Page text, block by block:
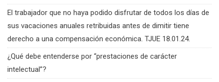
El trabajador que no haya podido disfrutar de todos los días de
sus vacaciones anuales retribuidas antes de dimitir tiene
derecho a una compensación económica. TJUE 18.01.24.
¿Qué debe entenderse por “prestaciones de carácter
intelectual”?